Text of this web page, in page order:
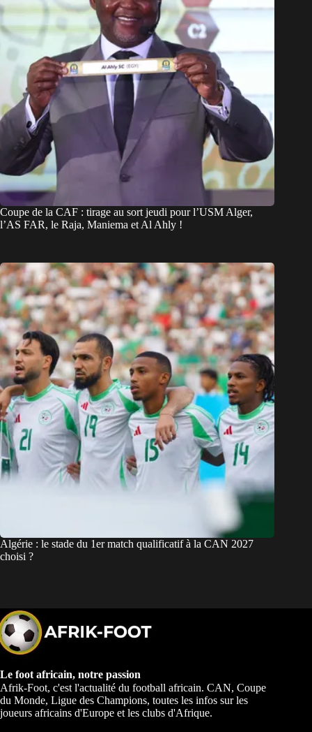
Coupe de la CAF : tirage au sort jeudi pour l’USM Alger,
l’AS FAR, le Raja, Maniema et Al Ahly !
Algérie : le stade du 1er match qualificatif à la CAN 2027
choisi ?
Le foot africain, notre passion
Afrik-Foot, c'est l'actualité du football africain. CAN, Coupe
du Monde, Ligue des Champions, toutes les infos sur les
joueurs africains d'Europe et les clubs d'Afrique.